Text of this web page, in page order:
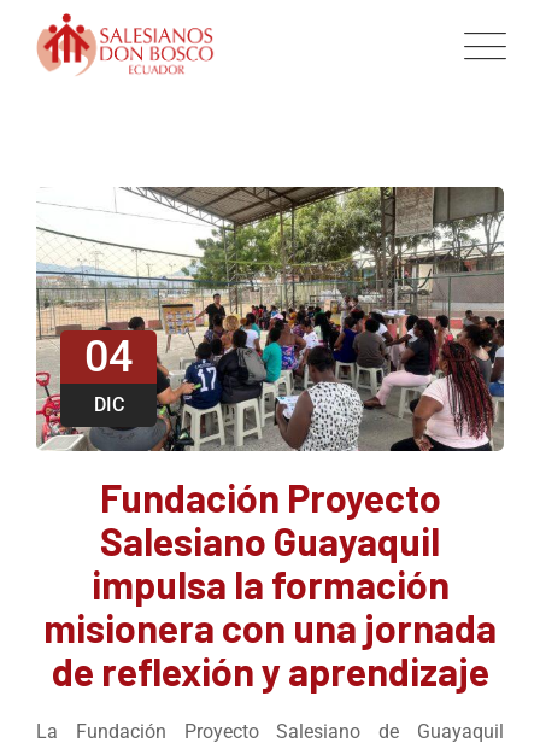
04
DIC
Fundación Proyecto
Salesiano Guayaquil
impulsa la formación
misionera con una jornada
de reflexión y aprendizaje
La Fundación Proyecto Salesiano de Guayaquil